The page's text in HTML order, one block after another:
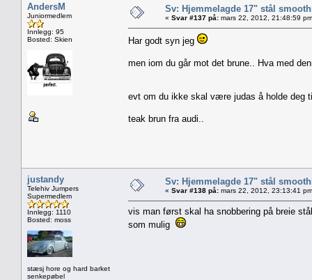
AndersM
Juniormedlem
Innlegg: 95
Bosted: Skien
Sv: Hjemmelagde 17" stål
« Svar #137 på: mars 22, 2012, 21:48:59
Har godt syn jeg
men iom du går mot det brune.. Hva med
evt om du ikke skal være judas å holde deg
teak brun fra audi..
justandy
Telehiv Jumpers
Supermedlem
Innlegg: 1110
Bosted: moss
stæsj hore og hard barket
senkepøbel
Sv: Hjemmelagde 17" stål
« Svar #138 på: mars 22, 2012, 23:13:41
vis man først skal ha snobbering på breie
som mulig